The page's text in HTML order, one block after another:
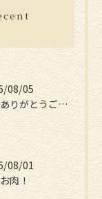
08/05
いつもありがとうございます😊
08/01
肉！